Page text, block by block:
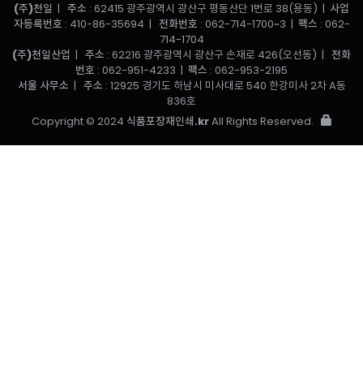
(주)천일 | 주소 : 62415 광주광역시 광산구 평동산단 1번로 38(용동) | 사업
자등록번호 : 410-86-35694 | 전화번호 : 062-714-1700~3 | 팩스 : 062-
714-1704
(주)천일산업 | 주소 : 62216 광주광역시 광산구 손재로 426(오선동) | 전화
번호 : 062-951-4233 | 팩스 : 062-953-2195
서울 사무소 | 주소 : 12925 경기도 하남시 미사대로 540 한강미사 2차 A동
836호
Copyright © 2024 식품포장재인쇄.krAll Rights Reserved.